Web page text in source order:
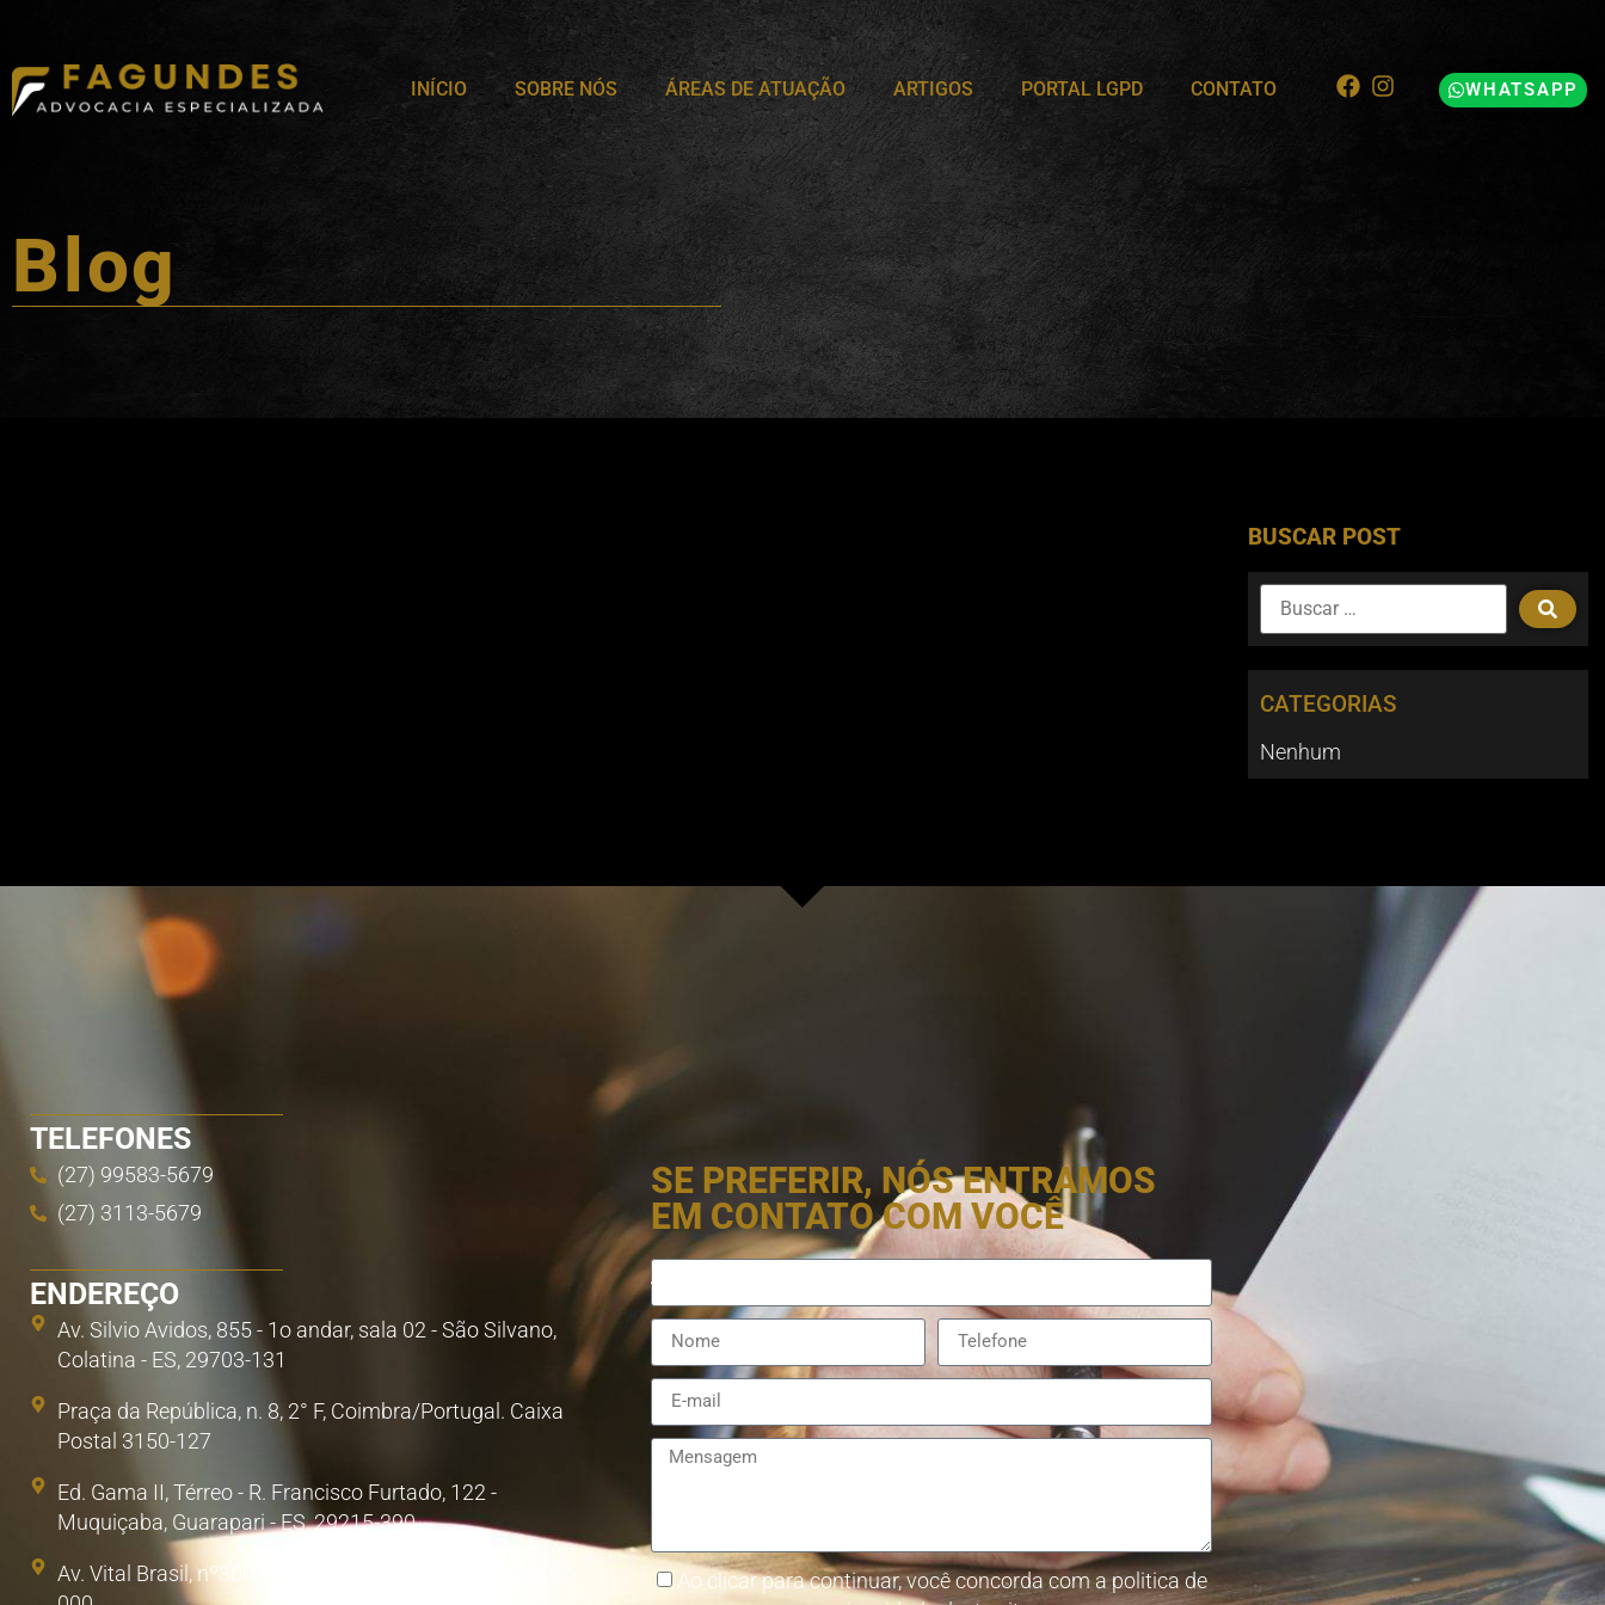
INÍCIO SOBRE NÓS ÁREAS DE ATUAÇÃO ARTIGOS PORTAL LGPD CONTATO WHATSAPP
Blog
BUSCAR POST
CATEGORIAS
Nenhum
TELEFONES
(27) 99583-5679
(27) 3113-5679
ENDEREÇO
Av. Silvio Avidos, 855 - 1o andar, sala 02 - São Silvano,
Colatina - ES, 29703-131
Praça da República, n. 8, 2° F, Coimbra/Portugal. Caixa
Postal 3150-127
Ed. Gama II, Térreo - R. Francisco Furtado, 122 -
Muquiçaba, Guarapari - ES, 29215-390
Av. Vital Brasil, nº300, Sala 1. Poá, São Paulo/SP. 08857-
SE PREFERIR, NÓS ENTRAMOS
EM CONTATO COM VOCÊ
Ao clicar para continuar, você concorda com a politica de